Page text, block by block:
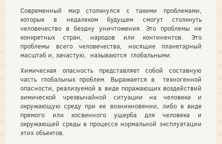
Современный мир столкнулся с такими проблемами,
которые в недалеком будущем смогут столкнуть
человечество в бездну уничтожения. Это проблемы не
конкретных стран, народов или континентов. Это
проблемы всего человечества, носящие планетарный
масштаб и, зачастую, называются глобальными.
Химическая опасность представляет собой составную
часть глобальных проблем. Выражается в техногенной
опасности, реализуемой в виде поражающих воздействий
химической чрезвычайной ситуации на человека и
окружающую среду при ее возникновении, либо в виде
прямого или косвенного ущерба для человека и
окружающей среды в процессе нормальной эксплуатации
этих объектов.